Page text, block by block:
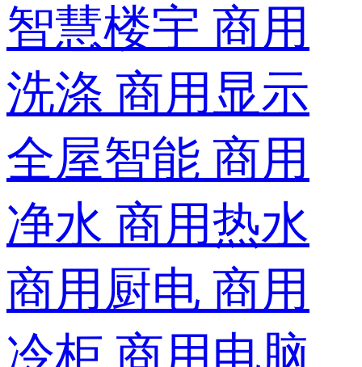
智慧楼宇 商用
洗涤 商用显示
全屋智能 商用
净水 商用热水
商用厨电 商用
冷柜 商用电脑